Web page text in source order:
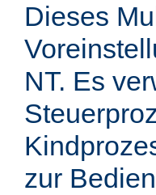
Dieses
NT. Es
zur